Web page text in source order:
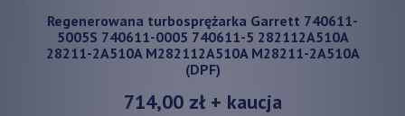
Regenerowana turbosprężarka Garrett 740611-
5005S 740611-0005 740611-5 282112A510A
28211-2A510A M282112A510A M28211-2A510A
(DPF)
714,00 zł+ kaucja